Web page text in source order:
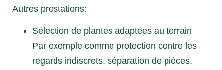
Autres prestations:
Sélection de plantes adaptées au terrain
Par exemple comme protection contre les
regards indiscrets, séparation de pièces,